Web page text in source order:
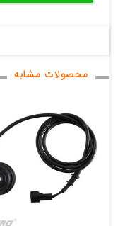
محصولات مشابه